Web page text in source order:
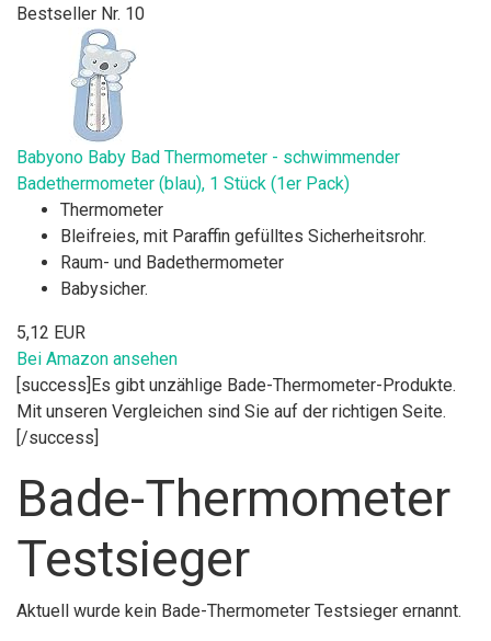
Bestseller Nr. 10
Babyono Baby Bad Thermometer - schwimmender
Badethermometer (blau), 1 Stück (1er Pack)
Thermometer
Bleifreies, mit Paraffin gefülltes Sicherheitsrohr.
Raum- und Badethermometer
Babysicher.
5,12 EUR
Bei Amazon ansehen
[success]Es gibt unzählige Bade-Thermometer-Produkte.
Mit unseren Vergleichen sind Sie auf der richtigen Seite.
[/success]
Bade-Thermometer
Testsieger
Aktuell wurde kein Bade-Thermometer Testsieger ernannt.